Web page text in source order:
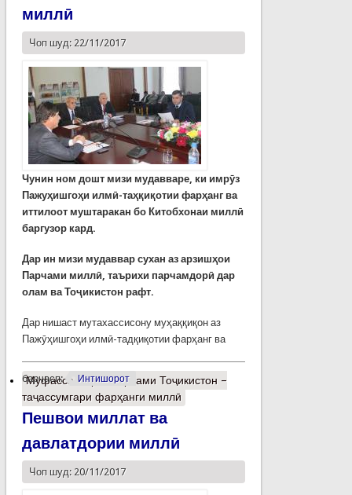
миллӣ
Чоп шуд: 22/11/2017
Чунин ном дошт мизи мудавваре, ки имрӯз
Пажуҳишгоҳи илмӣ-таҳқиқотии фарҳанг ва
иттилоот муштаракан бо Китобхонаи миллӣ
баргузор кард.
Дар ин мизи мудаввар сухан аз арзишҳои
Парчами миллӣ, таърихи парчамдорӣ дар
олам ва Тоҷикистон рафт.
Дар нишаст мутахассисону муҳаққиқон аз
Пажӯҳишгоҳи илмӣ-тадқиқотии фарҳанг ва
барчасп: Интишорот
Муфассалтаро Парчами Тоҷикистон –
таҷассумгари фарҳанги миллӣ
Пешвои миллат ва
давлатдории миллӣ
Чоп шуд: 20/11/2017